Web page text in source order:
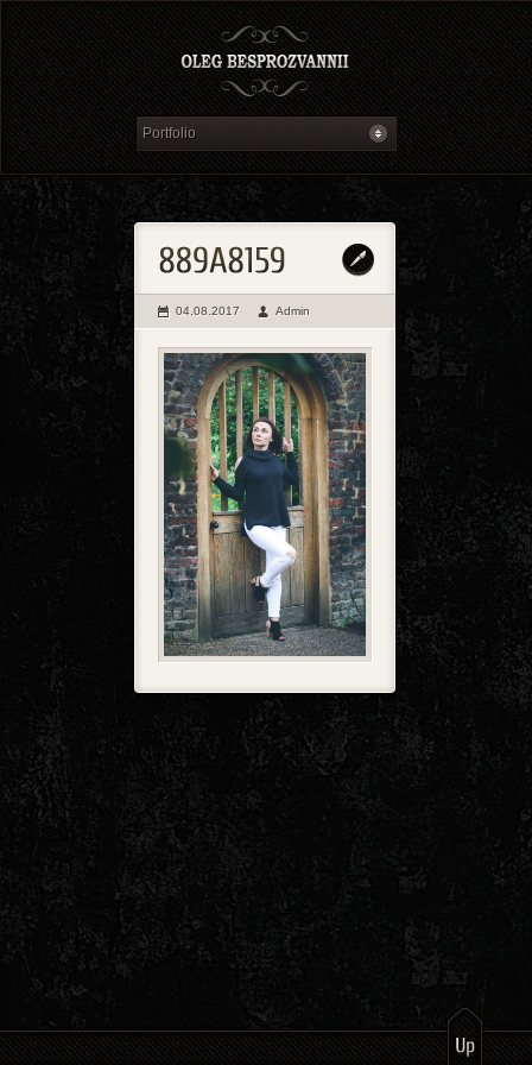
04.08.2017 Admin